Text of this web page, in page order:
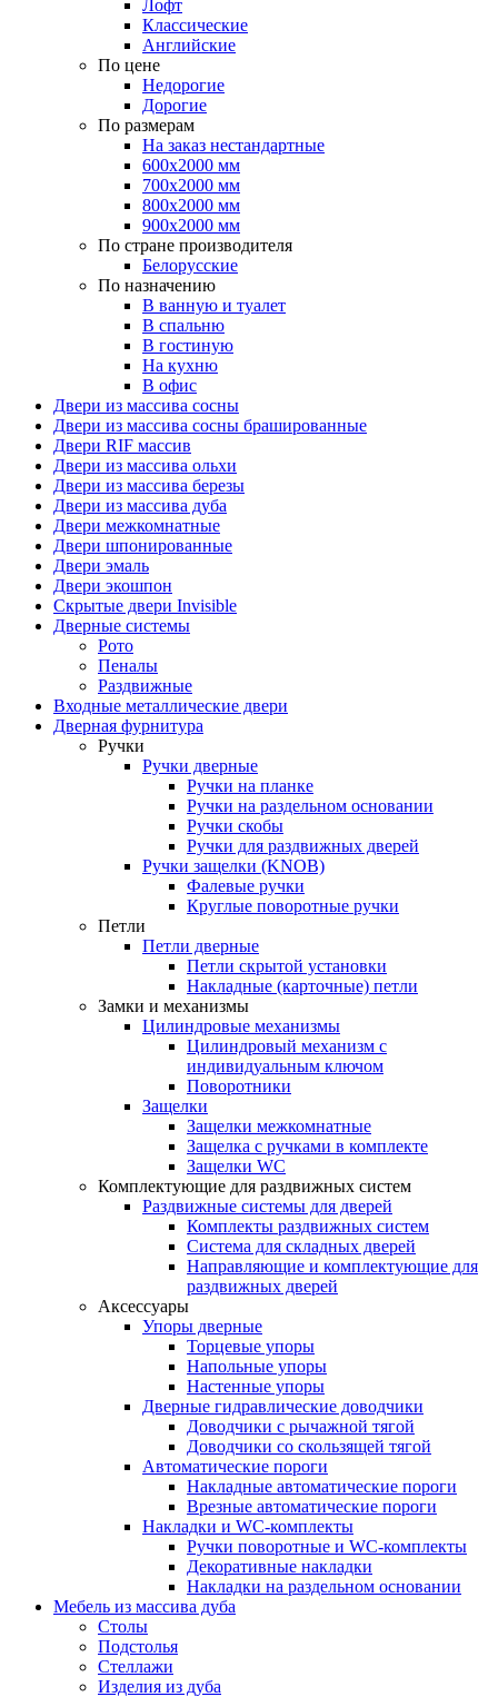
Лофт
Классические
Английские
По цене
Недорогие
Дорогие
По размерам
На заказ нестандартные
600х2000 мм
700х2000 мм
800х2000 мм
900х2000 мм
По стране производителя
Белорусские
По назначению
В ванную и туалет
В спальню
В гостиную
На кухню
В офис
Двери из массива сосны
Двери из массива сосны брашированные
Двери RIF массив
Двери из массива ольхи
Двери из массива березы
Двери из массива дуба
Двери межкомнатные
Двери шпонированные
Двери эмаль
Двери экошпон
Скрытые двери Invisible
Дверные системы
Рото
Пеналы
Раздвижные
Входные металлические двери
Дверная фурнитура
Ручки
Ручки дверные
Ручки на планке
Ручки на раздельном основании
Ручки скобы
Ручки для раздвижных дверей
Ручки защелки (KNOB)
Фалевые ручки
Круглые поворотные ручки
Петли
Петли дверные
Петли скрытой установки
Накладные (карточные) петли
Замки и механизмы
Цилиндровые механизмы
Цилиндровый механизм с
индивидуальным ключом
Поворотники
Защелки
Защелки межкомнатные
Защелка с ручками в комплекте
Защелки WC
Комплектующие для раздвижных систем
Раздвижные системы для дверей
Комплекты раздвижных систем
Система для складных дверей
Направляющие и комплектующие для
раздвижных дверей
Аксессуары
Упоры дверные
Торцевые упоры
Напольные упоры
Настенные упоры
Дверные гидравлические доводчики
Доводчики с рычажной тягой
Доводчики со скользящей тягой
Автоматические пороги
Накладные автоматические пороги
Врезные автоматические пороги
Накладки и WC-комплекты
Ручки поворотные и WC-комплекты
Декоративные накладки
Накладки на раздельном основании
Мебель из массива дуба
Столы
Подстолья
Стеллажи
Изделия из дуба